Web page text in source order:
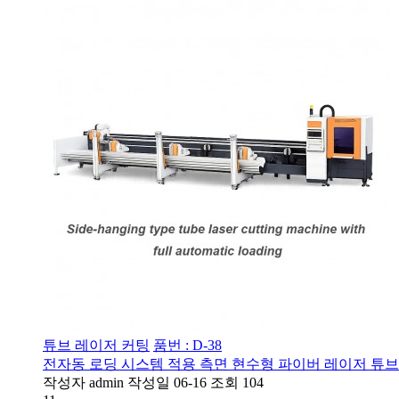
튜브 레이저 커팅 품번 : D-38
전자동 로딩 시스템 적용 측면 현수형 파이버 레이저 튜브
작성자 admin 작성일 06-16 조회 104